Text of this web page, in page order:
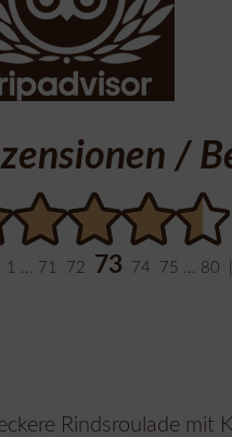
/
1 71 72 73 74 75 80
Rindsroulade mit